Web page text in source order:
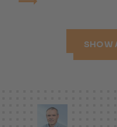
SHOW